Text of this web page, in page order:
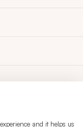
and it helps us